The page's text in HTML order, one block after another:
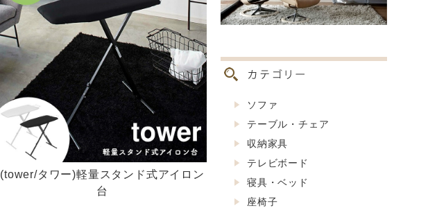
(tower/タワー)軽量スタンド式アイロン
台
ソファ
テーブル・チェア
収納家具
テレビボード
寝具・ベッド
座椅子